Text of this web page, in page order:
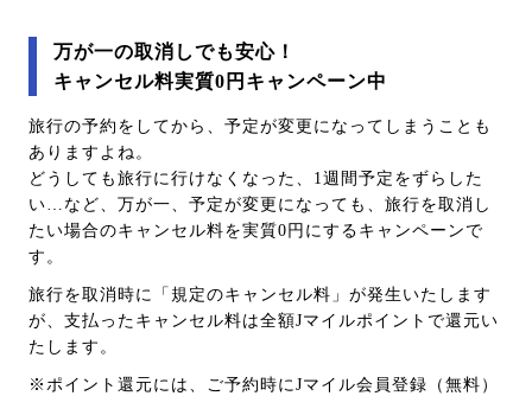
万が一の取消しでも安心！
キャンセル料実質0円キャンペーン中
旅行の予約をしてから、予定が変更になってしまうことも
ありますよね。
どうしても旅行に行けなくなった、1週間予定をずらした
い…など、万が一、予定が変更になっても、旅行を取消し
たい場合のキャンセル料を実質0円にするキャンペーンで
す。
旅行を取消時に「規定のキャンセル料」が発生いたします
が、支払ったキャンセル料は全額Jマイルポイントで還元い
たします。
※ポイント還元には、ご予約時にJマイル会員登録（無料）